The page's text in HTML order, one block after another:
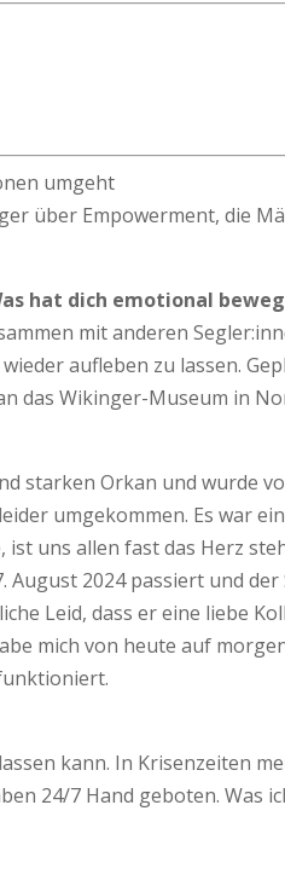
umgeht
über Empowerment, die
hat dich emotional
mit anderen
aufleben zu lassen.
das Wikinger-Museum in
starken Orkan und wurde
umgekommen. Es war
uns allen fast das Herz
2024 passiert und
Leid, dass er eine liebe
mich von heute auf
kann. In Krisenzeiten
24/7 Hand geboten.